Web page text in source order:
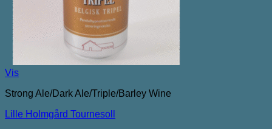
Vis
Strong Ale/Dark Ale/Triple/Barley Wine
Lille Holmgård Tournesoll